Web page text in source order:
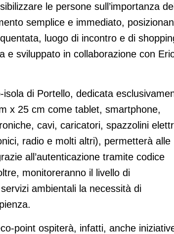
le persone sull’importanza
semplice e immediato,
luogo di incontro e di
e sviluppato in collaborazione con
di Portello, dedicata
x 25 cm come tablet, smartphone,
cavi, caricatori, spazzolini
radio e molti altri), permetterà alle
all’autenticazione tramite codice
monitoreranno il livello di
ambientali la necessità di
point ospiterà, infatti, anche